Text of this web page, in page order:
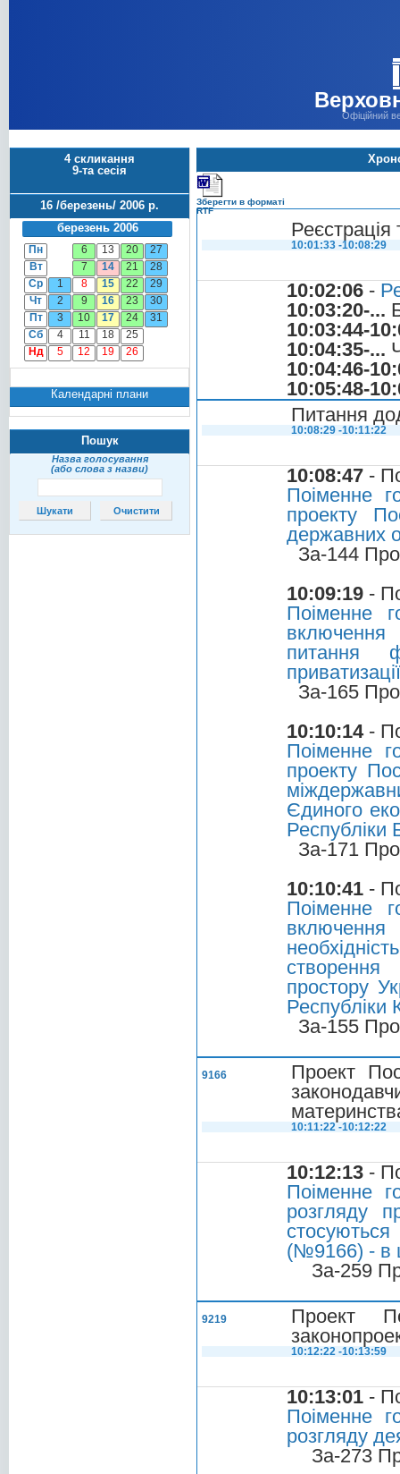
Офіційний
4 скликання
9-та сесія
16 /березень/ 2006 р.
березень 2006
Пн 6 13 20
27
Вт
7 14 21
28
Ср
1 8 15 22
29
Чт
2 9 16 23
30
Пт
3 10 17 24
31
Сб
4 11 18
25
Нд
5 12 19 26
Календарні плани
Пошук
Назва голосування
(або слова з назви)
Зберегти в форматі
RTF
Реєстрація
10:01:33 -10:08:29
10:02:06 -
10:03:20-...
10:03:44-
10:04:35-...
10:04:46-
10:05:48-
Питання
10:08:29 -10:11:22
10:08:47 -
Поіменне
проекту
державних
За-144
10:09:19 -
Поіменне
питання
За-165
10:10:14-
Поіменне
проекту
Єдиного
Республіки
За-171
10:10:41 -
Поіменне
створення
простору
За-155
9166
Проект
10:11:22 -10:12:22
10:12:13 -
Поіменне
розгляду
(№9166) - в
За-259
9219
Проект
10:12:22 -10:13:59
10:13:01 -
Поіменне
розгляду
За-273